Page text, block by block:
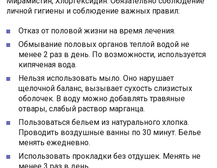
личной гигиены и соблюдение важных правил:
Отказ от половой жизни на время лечения.
Обмывание половых органов теплой водой не
менее 2 раз в день. По возможности, используется
кипяченая вода.
Нельзя использовать мыло. Оно нарушает
щелочной баланс, вызывает сухость слизистых
оболочек. В воду можно добавлять травяные
отвары, слабый раствор марганца.
Пользоваться бельем из натурального хлопка.
Проводить воздушные ванны по 30 минут. Белье
менять ежедневно.
Использовать прокладки без отдушек. Менять не